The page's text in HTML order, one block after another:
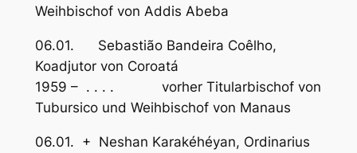
Weihbischof von Addis Abeba
06.01. Sebastião Bandeira Coêlho,
Koadjutor von Coroatá
1959 – . . . . vorher Titularbischof von
Tubursico und Weihbischof von Manaus
06.01. + Neshan Karakéhéyan, Ordinarius